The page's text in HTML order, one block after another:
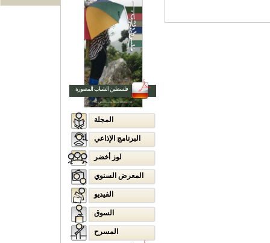
فلسطين الشباب المصورة
المجلة
البرنامج الإذاعي
لوز أخضر
المعرض السنوي
الفيديو
السوق
المسرح